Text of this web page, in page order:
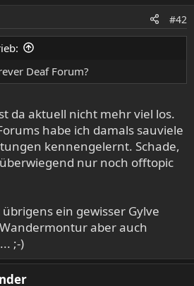
#42
Deaf Forum?
da aktuell nicht mehr viel los.
habe ich damals sauviele
kennengelernt. Schade,
nur noch offtopic
übrigens ein gewisser Gylve
aber auch
;-)